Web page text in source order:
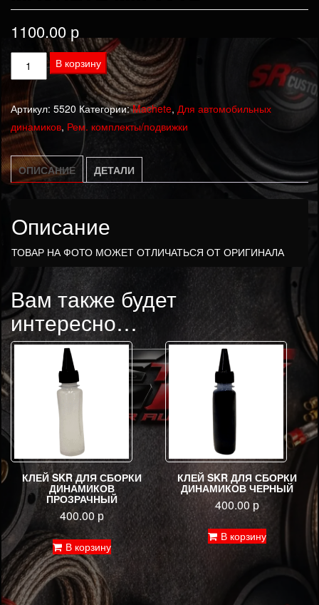
1100.00 р
Количество
товара
Подвижная
часть
Machete
MM-
60v2
В корзину
Артикул: 5520 Категории:Machete, Для автомобильных
динамиков, Рем. комплекты/подвижки
ОПИСАНИЕ ДЕТАЛИ
Описание
ТОВАР НА ФОТО МОЖЕТ ОТЛИЧАТЬСЯ ОТ ОРИГИНАЛА
Вам также будет
интересно…
КЛЕЙ SKR ДЛЯ СБОРКИ
ДИНАМИКОВ
ПРОЗРАЧНЫЙ
400.00р
В корзину
КЛЕЙ SKR ДЛЯ СБОРКИ
ДИНАМИКОВ ЧЕРНЫЙ
400.00р
В корзину